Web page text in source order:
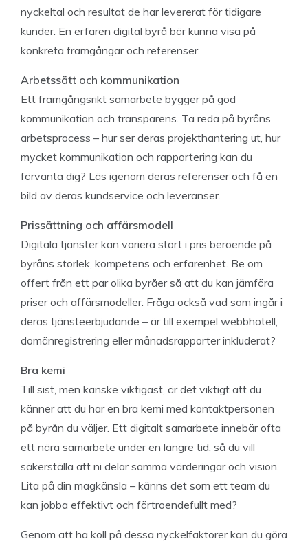
nyckeltal och resultat de har levererat för tidigare
kunder. En erfaren digital byrå bör kunna visa på
konkreta framgångar och referenser.
Arbetssätt och kommunikation
Ett framgångsrikt samarbete bygger på god
kommunikation och transparens. Ta reda på byråns
arbetsprocess – hur ser deras projekthantering ut, hur
mycket kommunikation och rapportering kan du
förvänta dig? Läs igenom deras referenser och få en
bild av deras kundservice och leveranser.
Prissättning och affärsmodell
Digitala tjänster kan variera stort i pris beroende på
byråns storlek, kompetens och erfarenhet. Be om
offert från ett par olika byråer så att du kan jämföra
priser och affärsmodeller. Fråga också vad som ingår i
deras tjänsteerbjudande – är till exempel webbhotell,
domänregistrering eller månadsrapporter inkluderat?
Bra kemi
Till sist, men kanske viktigast, är det viktigt att du
känner att du har en bra kemi med kontaktpersonen
på byrån du väljer. Ett digitalt samarbete innebär ofta
ett nära samarbete under en längre tid, så du vill
säkerställa att ni delar samma värderingar och vision.
Lita på din magkänsla – känns det som ett team du
kan jobba effektivt och förtroendefullt med?
Genom att ha koll på dessa nyckelfaktorer kan du göra